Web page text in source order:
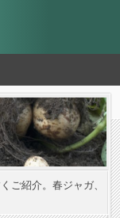
ご紹介。春ジャガ、